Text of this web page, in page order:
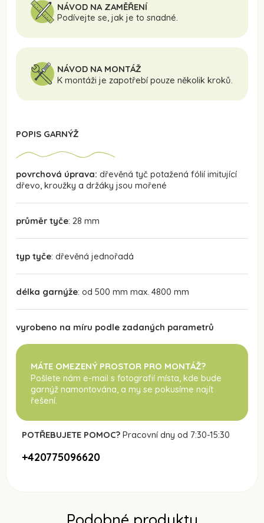
NÁVOD NA ZAMĚŘENÍ
Podívejte se, jak je to snadné.
NÁVOD NA MONTÁŽ
K montáži je zapotřebí pouze několik kroků.
POPIS GARNÝŽ
povrchová úprava: dřevěná tyč potažená fólií imitující
dřevo, kroužky a držáky jsou mořené
průměr tyče: 28 mm
typ tyče: dřevěná jednořadá
délka garnýže: od 500 mm max. 4800 mm
vyrobeno na míru podle zadaných parametrů
MÁTE OMEZENÝ PROSTOR PRO MONTÁŽ?
Pošlete nám e-mail s fotografií místa, kde bude
garnýž namontována , a my se pokusíme najít
řešení.
POTŘEBUJETE POMOC? Pracovní dny od 7:30-15:30
+420775096620